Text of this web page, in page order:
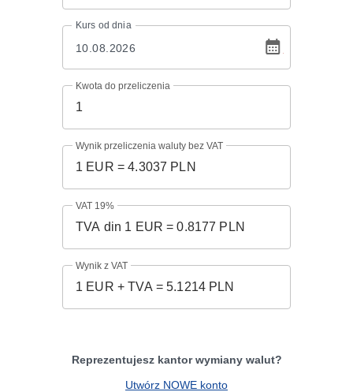
Kurs od dnia
Kwota do przeliczenia
Wynik przeliczenia waluty bez VAT
VAT 19%
Wynik z VAT
Reprezentujesz kantor wymiany walut?
Utwórz NOWE konto